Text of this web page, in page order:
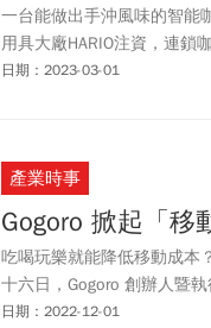
一台能做出手沖風味的智能
用具大廠HARIO注資，連鎖
日期：2023-03-01
產業時事
Gogoro 掀起「移
吃喝玩樂就能降低移動成本
十六日，Gogoro 創辦人暨
日期：2022-12-01